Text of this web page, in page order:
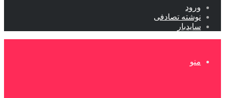
ورود
نوشته تصادفی
سایدبار
منو